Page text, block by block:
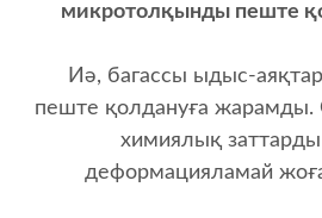
микротолқынды пеште
Иә, багассы ыдыс-
пеште қолдануға жарамды.
химиялық
деформацияламай